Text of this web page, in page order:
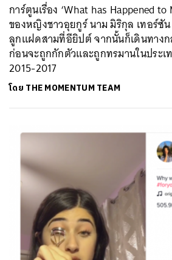
การ์ตูนเรื่อง ‘What has Happened to
ของหญิงชาวอุยกูร์ นาม มิริกุล เทอร์ซั
ลูกแฝดสามที่อียิปต์ จากนั้นก็เดินทาง
ก่อนจะถูกกักตัวและถูกทรมานในประเ
2015-2017
โดย THE MOMENTUM TEAM